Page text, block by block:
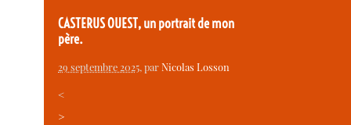
CASTERUS OUEST, un portrait de mon
père.
29 septembre 2025, parNicolas Losson
<
>